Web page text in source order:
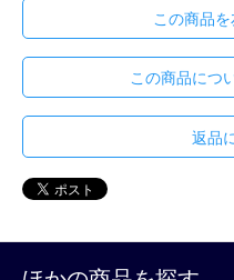
この商品
この商品につ
返品